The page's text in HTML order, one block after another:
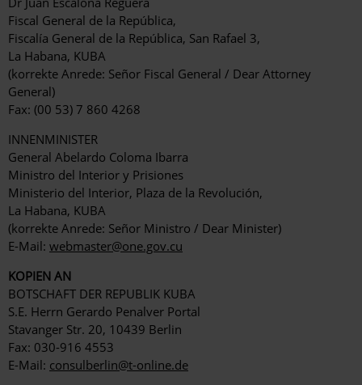
Fiscal General de la República,
Fiscalía General de la República, San Rafael 3,
La Habana, KUBA
(korrekte Anrede: Señor Fiscal General / Dear Attorney
General)
Fax: (00 53) 7 860 4268
INNENMINISTER
General Abelardo Coloma Ibarra
Ministro del Interior y Prisiones
Ministerio del Interior, Plaza de la Revolución,
La Habana, KUBA
(korrekte Anrede: Señor Ministro / Dear Minister)
E-Mail: webmaster@one.gov.cu
KOPIEN AN
BOTSCHAFT DER REPUBLIK KUBA
S.E. Herrn Gerardo Penalver Portal
Stavanger Str. 20, 10439 Berlin
Fax: 030-916 4553
E-Mail: consulberlin@t-online.de